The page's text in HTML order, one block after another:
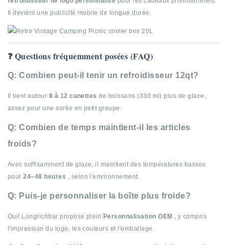
Il devient une publicité mobile de longue durée.
❓ Questions fréquemment posées (FAQ)
Q: Combien peut-il tenir un refroidisseur 12qt?
Il tient autour 8 à 12 canettesde boissons (330 ml) plus de glace,
assez pour une sortie en petit groupe.
Q: Combien de temps maintient-il les articles
froids?
Avec suffisamment de glace, il maintient des températures basses
pour24–48 heures , selon l'environnement.
Q: Puis-je personnaliser la boîte plus froide?
Oui! Longrichbar propose plein Personnalisation OEM , y compris
l'impression du logo, les couleurs et l'emballage.